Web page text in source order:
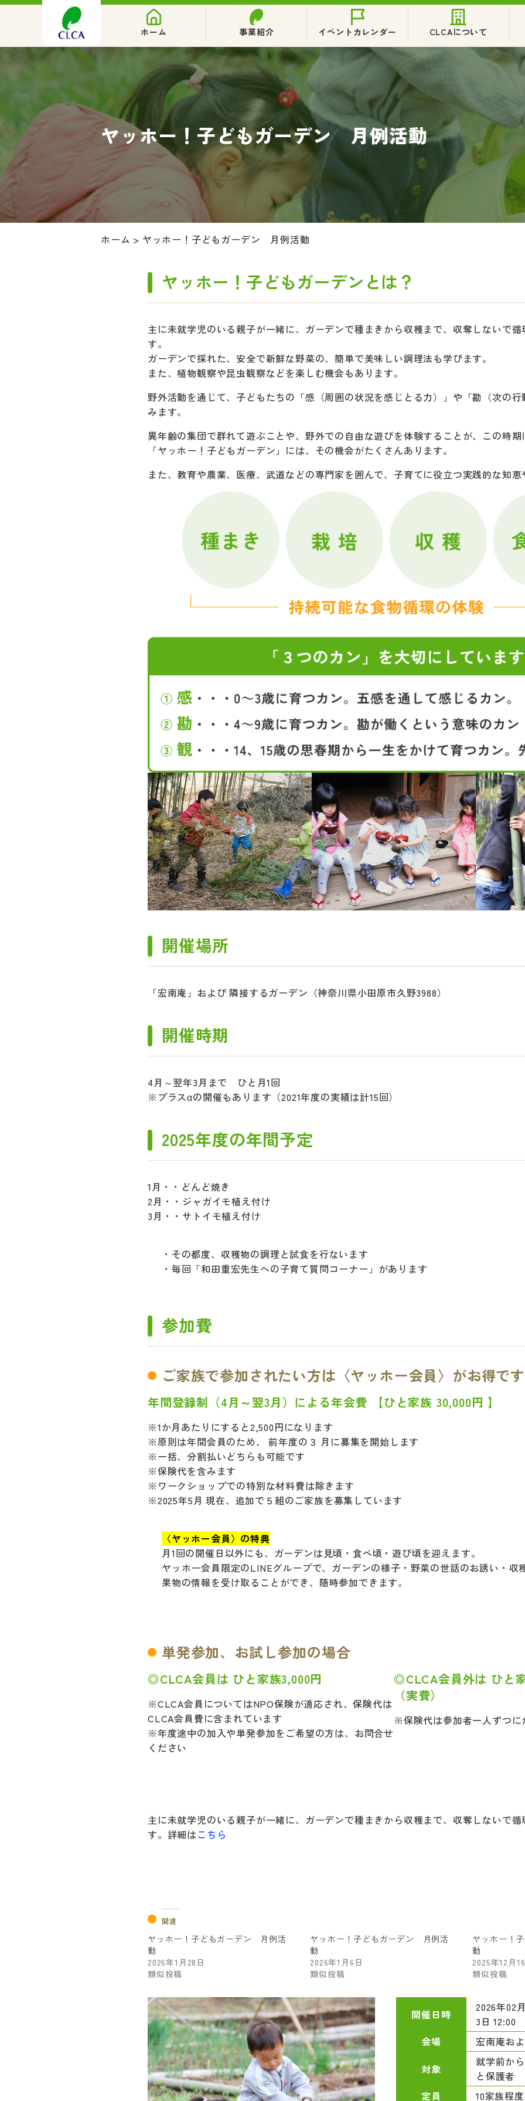
ホーム 事業紹介 イベントカレンダー CLCAについて
ヤッホー！子どもガーデン 月例活動
ホーム > ヤッホー！子どもガーデン 月例活動
ヤッホー！子どもガーデンとは？
主に未就学児のいる親子が一緒に、ガーデンで種まきから収穫まで、収奪しないで
す。
ガーデンで採れた、安全で新鮮な野菜の、簡単で美味しい調理法も学びます。
また、植物観察や昆虫観察などを楽しむ機会もあります。
野外活動を通じて、子どもたちの「感（周囲の状況を感じとる力）」や「勘（次の行
みます。
異年齢の集団で群れて遊ぶことや、野外での自由な遊びを体験することが、この時期
「ヤッホー！子どもガーデン」には、その機会がたくさんあります。
また、教育や農業、医療、武道などの専門家を囲んで、子育てに役立つ実践的な知恵
開催場所
「宏南庵」および 隣接するガーデン（神奈川県小田原市久野3988）
開催時期
4月～翌年3月まで ひと月1回
※プラスαの開催もあります（2021年度の実績は計15回）
2025年度の年間予定
1月・・どんど焼き
2月・・ジャガイモ植え付け
3月・・サトイモ植え付け
・その都度、収穫物の調理と試食を行ないます
・毎回「和田重宏先生への子育て質問コーナー」があります
参加費
ご家族で参加されたい方は〈ヤッホー会員〉がお得です
年間登録制（4月～翌3月）による年会費 【ひと家族 30,000円 】
※1か月あたりにすると2,500円になります
※原則は年間会員のため、 前年度の３ 月に募集を開始します
※一括、分割払いどちらも可能です
※保険代を含みます
※ワークショップでの特別な材料費は除きます
※2025年5月 現在、追加で５組のご家族を募集しています
〈ヤッホー会員〉の特典
月1回の開催日以外にも、ガーデンは見頃・食べ頃・遊び頃を迎えます。
ヤッホー会員限定のLINEグループで、ガーデンの様子・野菜の世話のお誘い・収
果物の情報を受け取ることができ、随時参加できます。
単発参加、お試し参加の場合
◎CLCA会員は ひと家族3,000円
※CLCA会員についてはNPO保険が適応され、保険代は
CLCA会員費に含まれています
※年度途中の加入や単発参加をご希望の方は、お問合せ
ください
◎CLCA会員外は ひと
（実費）
※保険代は参加者一人ずつに
主に未就学児のいる親子が一緒に、ガーデンで種まきから収穫まで、収奪しないで
す。詳細はこちら
関連
ヤッホー！子どもガーデン 月例活
動
2026年1月28日
類似投稿
ヤッホー！子どもガーデン 月例活
動
2026年1月6日
類似投稿
ヤッホー！
動
2025年12月
類似投稿
開催日時
2026年02
3日 12:00
会場
宏南庵お
対象
就学前か
と保護者
定員
10家族程度